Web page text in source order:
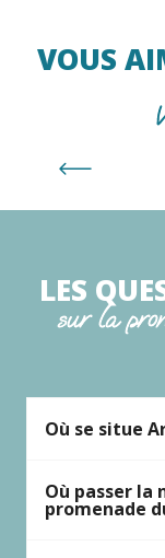
VOUS
LES
sur la
Où se situe
Où passer la
promenade